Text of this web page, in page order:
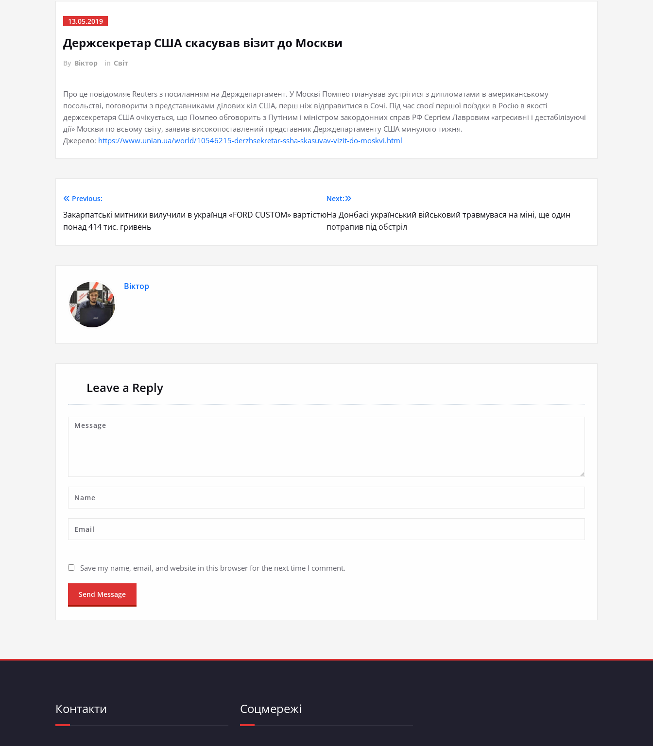
13.05.2019
Держсекретар США скасував візит до Москви
By Віктор in Світ
Про це повідомляє Reuters з посиланням на Держдепартамент. У Москві Помпео планував зустрітися з дипломатами в американському
посольстві, поговорити з представниками ділових кіл США, перш ніж відправитися в Сочі. Під час своєї першої поїздки в Росію в якості
держсекретаря США очікується, що Помпео обговорить з Путіним і міністром закордонних справ РФ Сергієм Лавровим «агресивні і дестабілізуючі
дії» Москви по всьому світу, заявив високопоставлений представник Держдепартаменту США минулого тижня.
Джерело: https://www.unian.ua/world/10546215-derzhsekretar-ssha-skasuvav-vizit-do-moskvi.html
Previous:
Закарпатські митники вилучили в українця «FORD CUSTOM» вартістю
понад 414 тис. гривень
Next:
На Донбасі український військовий травмувася на міні, ще один
потрапив під обстріл
Віктор
Leave a Reply
Save my name, email, and website in this browser for the next time I comment.
Контакти Соцмережі